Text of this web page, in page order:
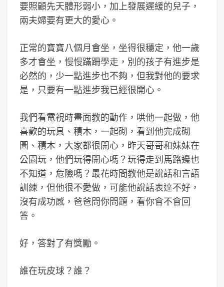
要照顧先天體形弱小，加上發展遲緩的兒子，
兩夫婦要有更大的愛心。
正常的寶寶八個月會坐，坐得很穩定，他一歲
多才會坐，慢慢蹣跚學走，別的孩子有進步是
必然的，少一點進步也不夠，但我對他的要求
是，只要有一點進步我已經很開心。
我們看電視時畫面教的動作，哄他一起做，他
喜歡的玩具、積木，一起砌，看到他完成砌
圖、積木，大家都很開心，昨天哥哥和妹妹在
公園玩，他們玩得開心嗎？玩得走到馬路邊也
不知道，危險嗎？最花時間教他是說話和言語
訓練，但他很不愛做，可能他說話表達不好，
沒有成功感，爸爸問你問題，看你會不會回
答。
好，答對了有獎勵。
誰在玩皮球？誰？